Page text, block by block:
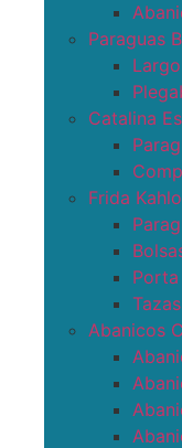
Paraguas
Largo
Catalina
Frida Kahlo
Abanicos